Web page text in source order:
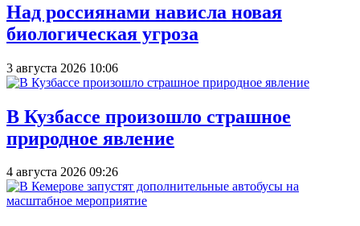
Над россиянами нависла новая
биологическая угроза
3 августа 2026 10:06
В Кузбассе произошло страшное
природное явление
4 августа 2026 09:26